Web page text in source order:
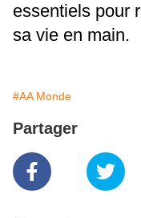
essentiels pour
sa vie en main.
#AA Monde
Partager